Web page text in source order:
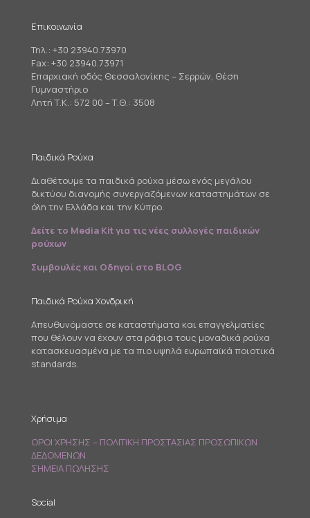
Επικοινωνία
Τηλ.: +30 23940.73970
Fax: +30 23940.73971
Επαρχιακή οδός Θεσσαλονίκης – Σερρών, Θέση
Γυμναστήριο
Λητή Τ.Κ.: 572 00 – Τ.Θ.: 3508
Παιδικά Ρούχα
Διαθέτουμε τα παιδικά ρούχα μέσω ενός μεγάλου
δικτύου διανομής συνεργαζόμενων καταστημάτων σε
όλη την Ελλάδα και την Κύπρο.
Δείτε το Media Kit για τις νέες συλλογές παιδικών
ρούχων
Συμβουλές και Οδηγοί στο BLOG
Παιδικά Ρούχα Χονδρική
Απευθυνόμαστε σε καταστήματα και επαγγελματίες
που θέλουν να έχουν στα ράφια τους μοναδικά ρούχα
κατασκευασμένα με τα πιο υψηλά ευρωπαϊκά ποιοτικά
standards.
Χρήσιμα
ΟΡΟΙ ΧΡΗΣΗΣ – ΠΟΛΙΤΙΚΗ ΠΡΟΣΤΑΣΙΑΣ ΠΡΟΣΩΠΙΚΩΝ
ΔΕΔΟΜΕΝΩΝ
ΣΗΜΕΙΑ ΠΩΛΗΣΗΣ
Social